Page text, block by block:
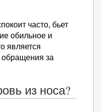
часто, бьет
обильное и
является
за
из носа?